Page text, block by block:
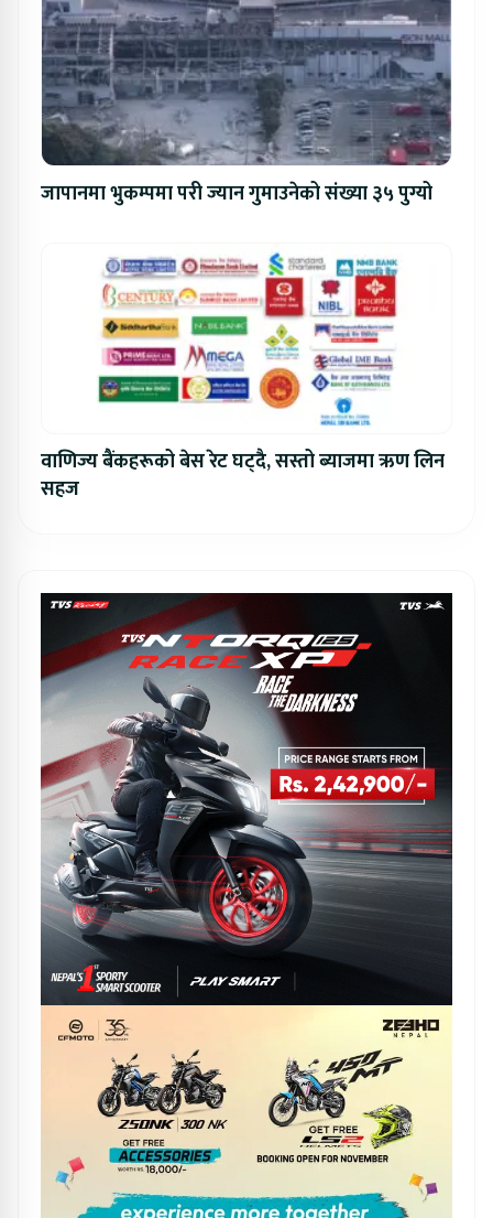
जापानमा भुकम्पमा परी ज्यान गुमाउनेको संख्या ३५ पुग्यो
वाणिज्य बैंकहरूको बेस रेट घट्दै, सस्तो ब्याजमा ऋण लिन
सहज